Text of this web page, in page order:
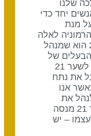
שלנו
יחד כדי
מנת
לאלה
אף על פי ששער 21 הוא שמנהל
של
האדמות, אך צריכים להרשות לשער 21
את נתח
אנו
לנהל את
הממלכה שלנו, או כאשר שער 21 מנסה
– יש